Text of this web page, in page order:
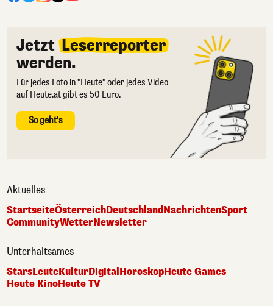
Jetzt Leserreporter
werden.
Für jedes Foto in "Heute" oder jedes Video
auf Heute.at gibt es 50 Euro.
So geht's
Aktuelles
StartseiteÖsterreichDeutschlandNachrichtenSport
CommunityWetterNewsletter
Unterhaltsames
StarsLeuteKulturDigital HoroskopHeute Games
Heute KinoHeute TV